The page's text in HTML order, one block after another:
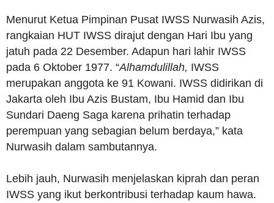
Menurut Ketua Pimpinan Pusat IWSS Nurwasih Azis,
rangkaian HUT IWSS dirajut dengan Hari Ibu yang
jatuh pada 22 Desember. Adapun hari lahir IWSS
pada 6 Oktober 1977. “Alhamdulillah, IWSS
merupakan anggota ke 91 Kowani. IWSS didirikan di
Jakarta oleh Ibu Azis Bustam, Ibu Hamid dan Ibu
Sundari Daeng Saga karena prihatin terhadap
perempuan yang sebagian belum berdaya,” kata
Nurwasih dalam sambutannya.
Lebih jauh, Nurwasih menjelaskan kiprah dan peran
IWSS yang ikut berkontribusi terhadap kaum hawa.